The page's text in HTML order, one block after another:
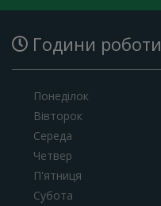
Години роботи
Понеділок
Вівторок
Середа
Четвер
П'ятниця
Субота